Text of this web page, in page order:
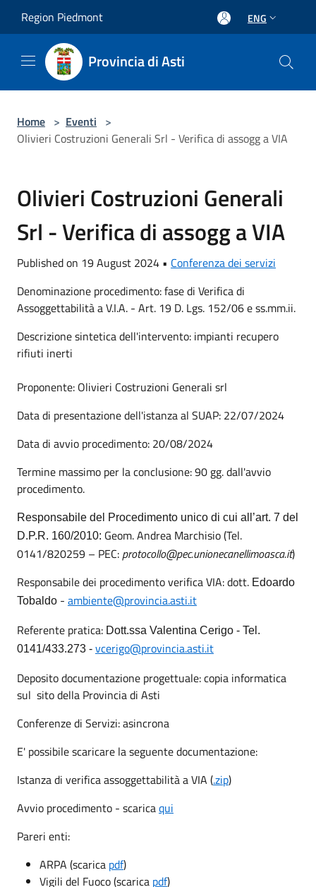
Region Piedmont ENG
Provincia di Asti
Home > Eventi >
Olivieri Costruzioni Generali Srl - Verifica di assogg a VIA
Olivieri Costruzioni Generali
Srl - Verifica di assogg a VIA
Published on 19 August 2024 • Conferenza dei servizi
Denominazione procedimento: fase di Verifica di
Assoggettabilità a V.I.A. - Art. 19 D. Lgs. 152/06 e ss.mm.ii.
Descrizione sintetica dell'intervento: impianti recupero
rifiuti inerti
Proponente: Olivieri Costruzioni Generali srl
Data di presentazione dell'istanza al SUAP: 22/07/2024
Data di avvio procedimento: 20/08/2024
Termine massimo per la conclusione: 90 gg. dall'avvio
procedimento.
Responsabile del Procedimento unico di cui all’art. 7 del
D.P.R. 160/2010: Geom. Andrea Marchisio (Tel.
0141/820259 – PEC: protocollo@pec.unionecanellimoasca.it)
Responsabile dei procedimento verifica VIA: dott. Edoardo
Tobaldo - ambiente@provincia.asti.it
Referente pratica: Dott.ssa Valentina Cerigo - Tel.
0141/433.273 - vcerigo@provincia.asti.it
Deposito documentazione progettuale: copia informatica
sul sito della Provincia di Asti
Conferenze di Servizi: asincrona
E' possibile scaricare la seguente documentazione:
Istanza di verifica assoggettabilità a VIA (.zip)
Avvio procedimento - scaricaqui
Pareri enti:
ARPA (scarica pdf)
Vigili del Fuoco (scarica pdf)